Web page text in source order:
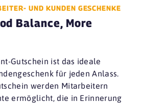
UND KUNDEN GESCHENKE
Balance, More
Gutschein ist das ideale
für jeden Anlass.
werden Mitarbeitern
ermöglicht, die in Erinnerung